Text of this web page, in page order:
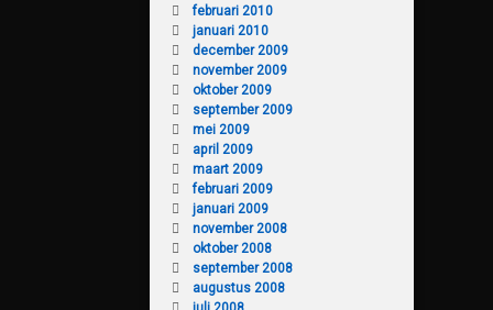
februari 2010
januari 2010
december 2009
november 2009
oktober 2009
september 2009
mei 2009
april 2009
maart 2009
februari 2009
januari 2009
november 2008
oktober 2008
september 2008
augustus 2008